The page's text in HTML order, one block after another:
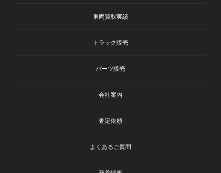
車両買取実績
トラック販売
パーツ販売
会社案内
査定依頼
よくあるご質問